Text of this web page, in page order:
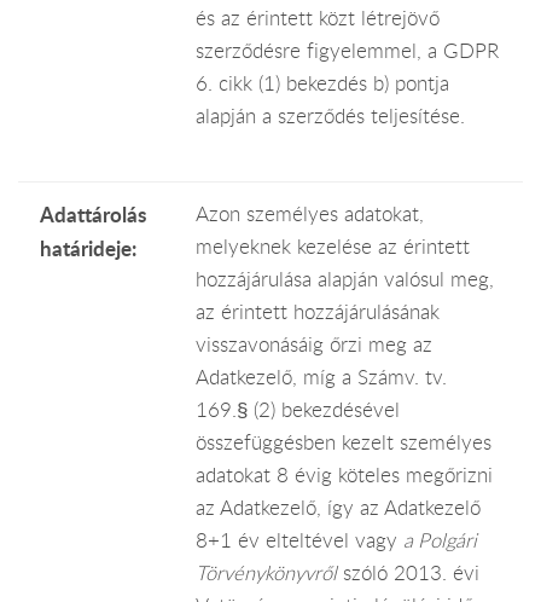
és az érintett közt létrejövő
szerződésre figyelemmel, a GDPR
6. cikk (1) bekezdés b) pontja
alapján a szerződés teljesítése.
Adattárolás
határideje:
Azon személyes adatokat,
melyeknek kezelése az érintett
hozzájárulása alapján valósul meg,
az érintett hozzájárulásának
visszavonásáig őrzi meg az
Adatkezelő, míg a Számv. tv.
169.§ (2) bekezdésével
összefüggésben kezelt személyes
adatokat 8 évig köteles megőrizni
az Adatkezelő, így az Adatkezelő
8+1 év elteltével vagy a Polgári
Törvénykönyvrőlszóló 2013. évi